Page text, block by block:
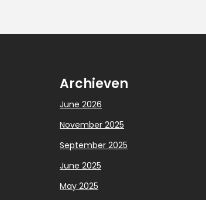
Archieven
June 2026
November 2025
September 2025
June 2025
May 2025